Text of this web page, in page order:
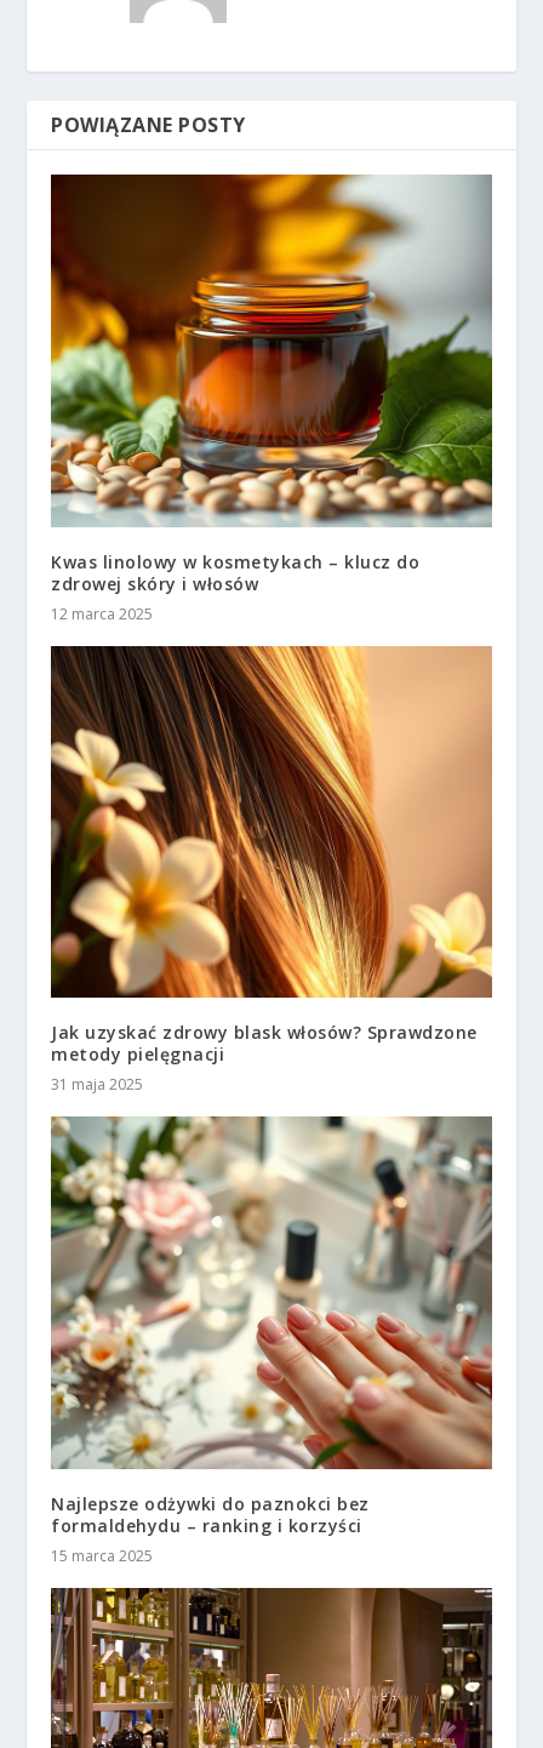
POWIĄZANE POSTY
Kwas linolowy w kosmetykach – klucz do
zdrowej skóry i włosów
12 marca 2025
Jak uzyskać zdrowy blask włosów? Sprawdzone
metody pielęgnacji
31 maja 2025
Najlepsze odżywki do paznokci bez
formaldehydu – ranking i korzyści
15 marca 2025